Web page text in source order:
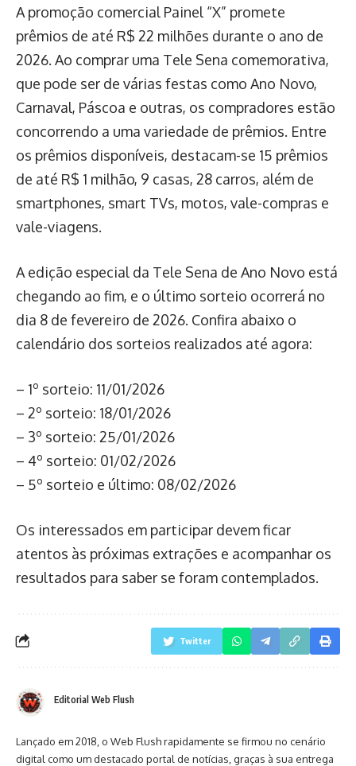
A promoção comercial Painel “X” promete
prêmios de até R$ 22 milhões durante o ano de
2026. Ao comprar uma Tele Sena comemorativa,
que pode ser de várias festas como Ano Novo,
Carnaval, Páscoa e outras, os compradores estão
concorrendo a uma variedade de prêmios. Entre
os prêmios disponíveis, destacam-se 15 prêmios
de até R$ 1 milhão, 9 casas, 28 carros, além de
smartphones, smart TVs, motos, vale-compras e
vale-viagens.
A edição especial da Tele Sena de Ano Novo está
chegando ao fim, e o último sorteio ocorrerá no
dia 8 de fevereiro de 2026. Confira abaixo o
calendário dos sorteios realizados até agora:
– 1º sorteio: 11/01/2026
– 2º sorteio: 18/01/2026
– 3º sorteio: 25/01/2026
– 4º sorteio: 01/02/2026
– 5º sorteio e último: 08/02/2026
Os interessados em participar devem ficar
atentos às próximas extrações e acompanhar os
resultados para saber se foram contemplados.
Twitter
Editorial Web Flush
Lançado em 2018, o Web Flush rapidamente se firmou no cenário
digital como um destacado portal de notícias, graças à sua entrega